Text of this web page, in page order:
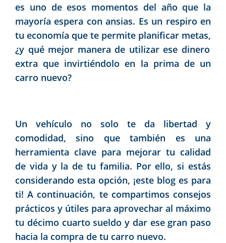
es uno de esos momentos del año que la
mayoría espera con ansias. Es un respiro en
tu economía que te permite planificar metas,
¿y qué mejor manera de utilizar ese dinero
extra que invirtiéndolo en la prima de un
carro nuevo?
Un vehículo no solo te da libertad y
comodidad, sino que también es una
herramienta clave para mejorar tu calidad
de vida y la de tu familia. Por ello, si estás
considerando esta opción, ¡este blog es para
ti! A continuación, te compartimos consejos
prácticos y útiles para aprovechar al máximo
tu décimo cuarto sueldo y dar ese gran paso
hacia la compra de tu carro nuevo.